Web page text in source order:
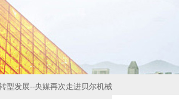
型发展--央媒再次走进贝尔机械